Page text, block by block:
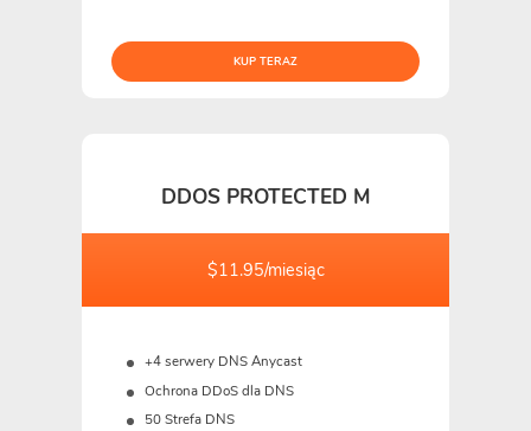
KUP TERAZ
DDOS PROTECTED M
$11.95/miesiąc
+4 serwery DNS Anycast
Ochrona DDoS dla DNS
50 Strefa DNS